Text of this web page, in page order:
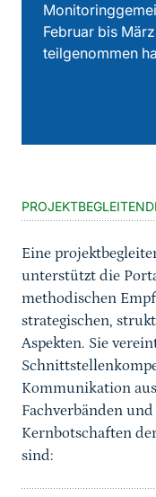
Februar bis
teilgenommen
Eine
unterstützt die
methodischen
strategischen,
Aspekten. Sie
Kommunikation
Fachverbänden
Kernbotschaften
sind: